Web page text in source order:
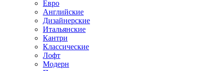
Евро
Английские
Дизайнерские
Итальянские
Кантри
Классические
Лофт
Модерн